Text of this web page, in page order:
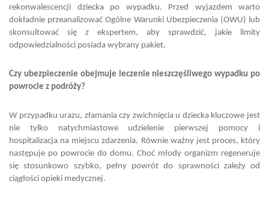
rekonwalescencji dziecka po wypadku. Przed wyjazdem warto
dokładnie przeanalizować Ogólne Warunki Ubezpieczenia (OWU) lub
skonsultować się z ekspertem, aby sprawdzić, jakie limity
odpowiedzialności posiada wybrany pakiet.
Czy ubezpieczenie obejmuje leczenie nieszczęśliwego wypadku po
powrocie z podróży?
W przypadku urazu, złamania czy zwichnięcia u dziecka kluczowe jest
nie tylko natychmiastowe udzielenie pierwszej pomocy i
hospitalizacja na miejscu zdarzenia. Równie ważny jest proces, który
następuje po powrocie do domu. Choć młody organizm regeneruje
się stosunkowo szybko, pełny powrót do sprawności zależy od
ciągłości opieki medycznej.